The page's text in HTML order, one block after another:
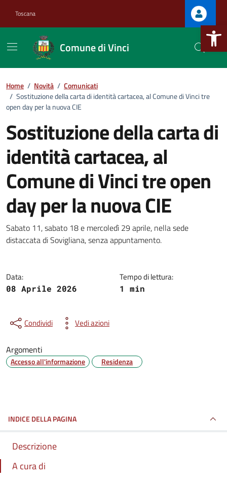
Apri la
Toscana
Comune di Vinci
Home / Novità / Comunicati
/ Sostituzione della carta di identità cartacea, al Comune di Vinci tre
open day per la nuova CIE
Sostituzione della carta di
identità cartacea, al
Comune di Vinci tre open
day per la nuova CIE:
Sabato 11, sabato 18 e mercoledì 29 aprile, nella sede
distaccata di Sovigliana, senza appuntamento.
Data:
08 Aprile 2026
Tempo di lettura:
1 min
Condividi Vedi azioni
Argomenti
Accesso all'informazione Residenza
INDICE DELLA PAGINA
Descrizione
A cura di